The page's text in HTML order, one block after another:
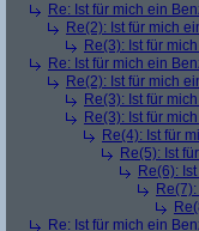
Re: Ist für mich ein
Re(2): Ist für mich
Re(3): Ist für
Re: Ist für mich ein
Re(2): Ist für mich
Re(3): Ist für
Re(3): Ist für
Re(4): Ist für
Re(5): Ist
Re(6):
Re: Ist für mich ein